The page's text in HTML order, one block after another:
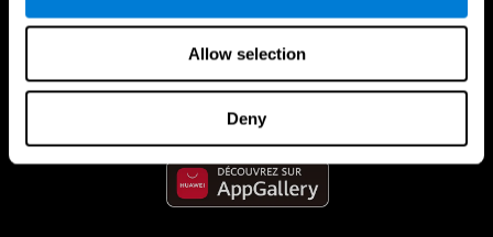
Allow selection
Deny
App CogniFit